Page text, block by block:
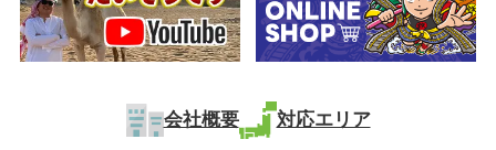
会社概要 対応エリア